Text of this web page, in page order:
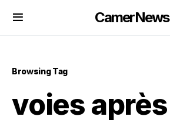
CamerNews
Browsing Tag
voies après